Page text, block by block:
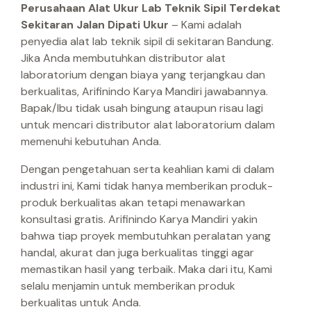
Perusahaan Alat Ukur Lab Teknik Sipil Terdekat
Sekitaran Jalan Dipati Ukur – Kami adalah
penyedia alat lab teknik sipil di sekitaran Bandung.
Jika Anda membutuhkan distributor alat
laboratorium dengan biaya yang terjangkau dan
berkualitas, Arifinindo Karya Mandiri jawabannya.
Bapak/Ibu tidak usah bingung ataupun risau lagi
untuk mencari distributor alat laboratorium dalam
memenuhi kebutuhan Anda.
Dengan pengetahuan serta keahlian kami di dalam
industri ini, Kami tidak hanya memberikan produk-
produk berkualitas akan tetapi menawarkan
konsultasi gratis. Arifinindo Karya Mandiri yakin
bahwa tiap proyek membutuhkan peralatan yang
handal, akurat dan juga berkualitas tinggi agar
memastikan hasil yang terbaik. Maka dari itu, Kami
selalu menjamin untuk memberikan produk
berkualitas untuk Anda.